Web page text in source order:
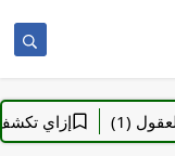
إزاي تكشف